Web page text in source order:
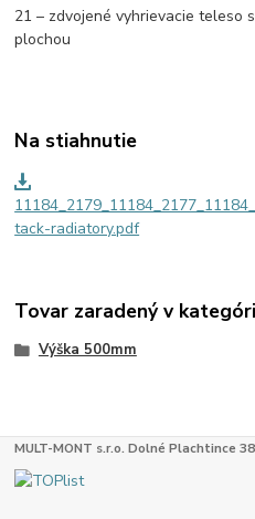
21 – zdvojené vyhrievacie teleso
plochou
Na stiahnutie
tack-radiatory.pdf
Tovar zaradený v
Výška 500mm
MULT-MONT s.r.o. Dolné Plachtince